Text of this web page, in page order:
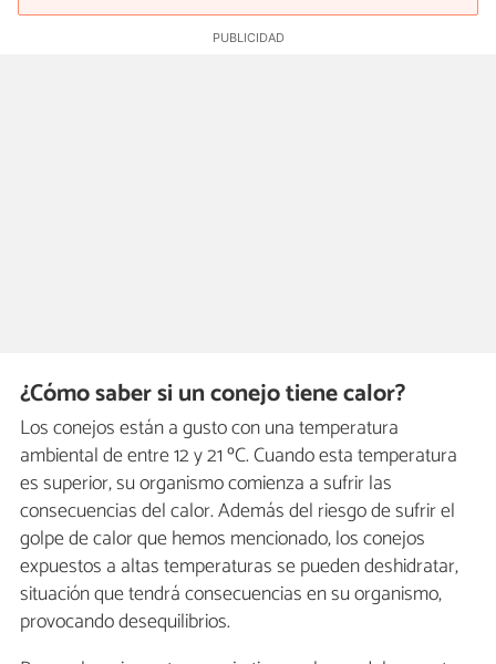
¿Cómo saber si un conejo tiene calor?
Los conejos están a gusto con una temperatura
ambiental de entre 12 y 21 ºC. Cuando esta temperatura
es superior, su organismo comienza a sufrir las
consecuencias del calor. Además del riesgo de sufrir el
golpe de calor que hemos mencionado, los conejos
expuestos a altas temperaturas se pueden deshidratar,
situación que tendrá consecuencias en su organismo,
provocando desequilibrios.